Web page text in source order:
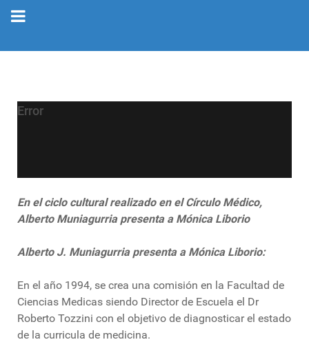
Error
En el ciclo cultural realizado en el Círculo Médico,
Alberto Muniagurria presenta a Mónica Liborio
Alberto J. Muniagurria presenta a Mónica Liborio:
En el año 1994, se crea una comisión en la Facultad de
Ciencias Medicas siendo Director de Escuela el Dr
Roberto Tozzini con el objetivo de diagnosticar el estado
de la curricula de medicina.